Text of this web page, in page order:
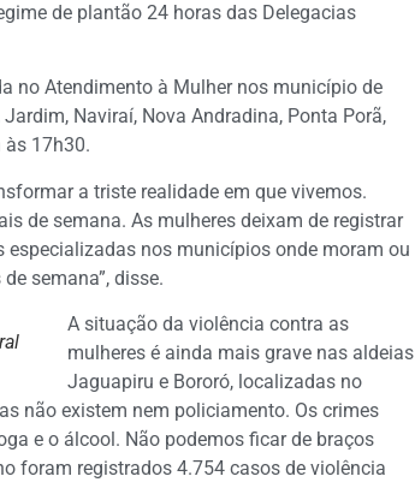
de plantão 24 horas das Delegacias
no Atendimento à Mulher nos município de
Naviraí, Nova Andradina, Ponta Porã,
às 17h30.
a triste realidade em que vivemos.
de semana. As mulheres deixam de registrar
nos municípios onde moram ou
semana”, disse.
A situação da violência contra as
mulheres é ainda mais grave nas aldeias
Jaguapiru e Bororó, localizadas no
não existem nem policiamento. Os crimes
e o álcool. Não podemos ficar de braços
foram registrados 4.754 casos de violência